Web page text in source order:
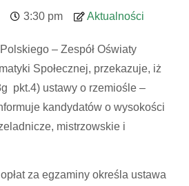
3:30 pm Aktualności
– Zespół Oświaty
Społecznej, przekazuje, iż
pkt.4) ustawy o rzemiośle –
kandydatów o wysokości
mistrzowskie i
za egzaminy określa ustawa